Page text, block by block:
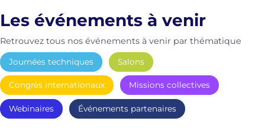
Les événements à venir
Retrouvez tous nos événements à venir par thématique
Journées techniques Salons
Congrès internationaux Missions collectives
Webinaires Événements partenaires